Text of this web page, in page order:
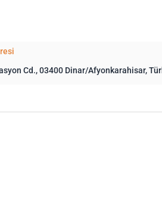
Cd., 03400 Dinar/Afyonkarahisar,